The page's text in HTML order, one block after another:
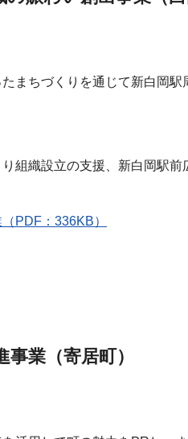
まちづくりを通じて新白岡駅
組織設立の支援、新白岡駅
PDF：336KB）
事業（寄居町）